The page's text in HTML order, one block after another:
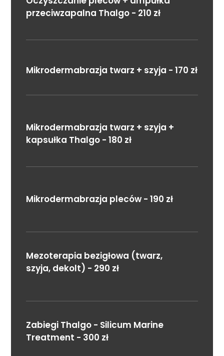
przeciwzapalna Thalgo - 210 zł
Mikrodermabrazja twarz + szyja - 170 zł
Mikrodermabrazja twarz + szyja +
kapsułka Thalgo - 180 zł
Mikrodermabrazja pleców - 190 zł
Mezoterapia bezigłowa (twarz,
szyja, dekolt) - 290 zł
Zabiegi Thalgo - Silicum Marine
Treatment - 300 zł